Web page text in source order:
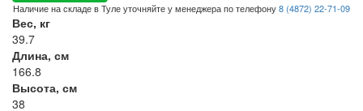
Наличие на складе в Туле уточняйте у менеджера по телефону8 (4872) 22-71-09
Вес, кг
39.7
Длина, см
166.8
Высота, см
38